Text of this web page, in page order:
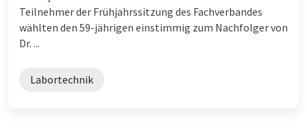
Teilnehmer der Frühjahrssitzung des Fachverbandes
wählten den 59-jährigen einstimmig zum Nachfolger von
Dr. ...
Labortechnik